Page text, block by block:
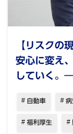
【リスクの
安心に変え
していく。
自動車 病
福利厚生